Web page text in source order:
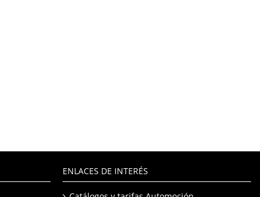
ENLACES DE INTERÉS